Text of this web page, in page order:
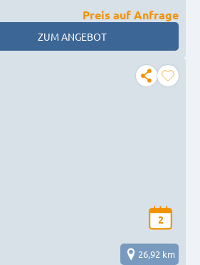
Preis auf Anfrage
ZUM ANGEBOT
2
26,92 km